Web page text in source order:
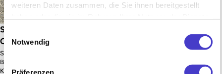
weiteren Daten zusammen, die Sie ihnen bereitgestellt
Einwilligungsauswahl
Notwendig
Präferenzen
Sitzpad für Barhocker
Curve
Sitzpad für den Curve
Barhocker – für noch mehr
Komfort
Besucherstuhl – für noch mehr